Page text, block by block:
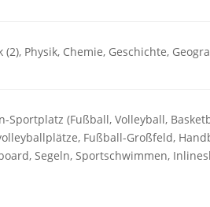
Physik, Chemie, Geschichte,
(Fußball, Volleyball,
Fußball-Großfeld,
Segeln, Sportschwimmen,